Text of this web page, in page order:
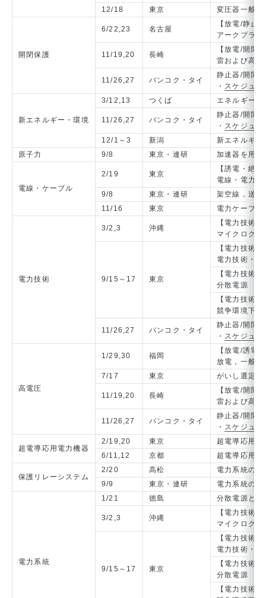
12/18
東京 変圧器一般
開閉保護
6/22,23 名古屋
【放電/静止
アークプラ
11/19,20 長崎
【放電/開閉
雷および高電
11/26,27 バンコク・タイ
静止器/開閉
・ スケジュー
新エネルギー・環境
3/12,13 つくば エネルギー
11/26,27 バンコク・タイ
静止器/開閉
・ スケジュー
12/1～3
新潟
新エネルギー
原子力
9/8 東京・連研 加速器を用い
電線・ケーブル
2/19 東京
【誘電・絶
電線・電力
9/8
東京・連研
架空線，送配
11/16
東京 電力ケーブ
電力技術
3/2,3 沖縄
【電力技術/
マイクログ
9/15～17 東京
【電力技術/
電力技術・
【電力技術/
分散電源
【電力技術/
競争環境下の
11/26,27 バンコク・タイ
静止器/開閉
・ スケジュー
高電圧
1/29,30 福岡
【放電/誘電
放電，一般
7/17
東京 がいし選定の
11/19,20 長崎
【放電/開閉
雷および高電
11/26,27 バンコク・タイ
静止器/開閉
・ スケジュー
超電導応用電力機器
2/19,20 東京
超電導応用
6/11,12
京都 超電導応用
保護リレーシステム
2/20 高松
電力系統の
9/9
東京・連研 電力系統の
電力系統
1/21 徳島 分散電源と電
3/2,3 沖縄
【電力技術/
マイクログ
9/15～17 東京
【電力技術/
電力技術・
【電力技術/
分散電源
【電力技術/